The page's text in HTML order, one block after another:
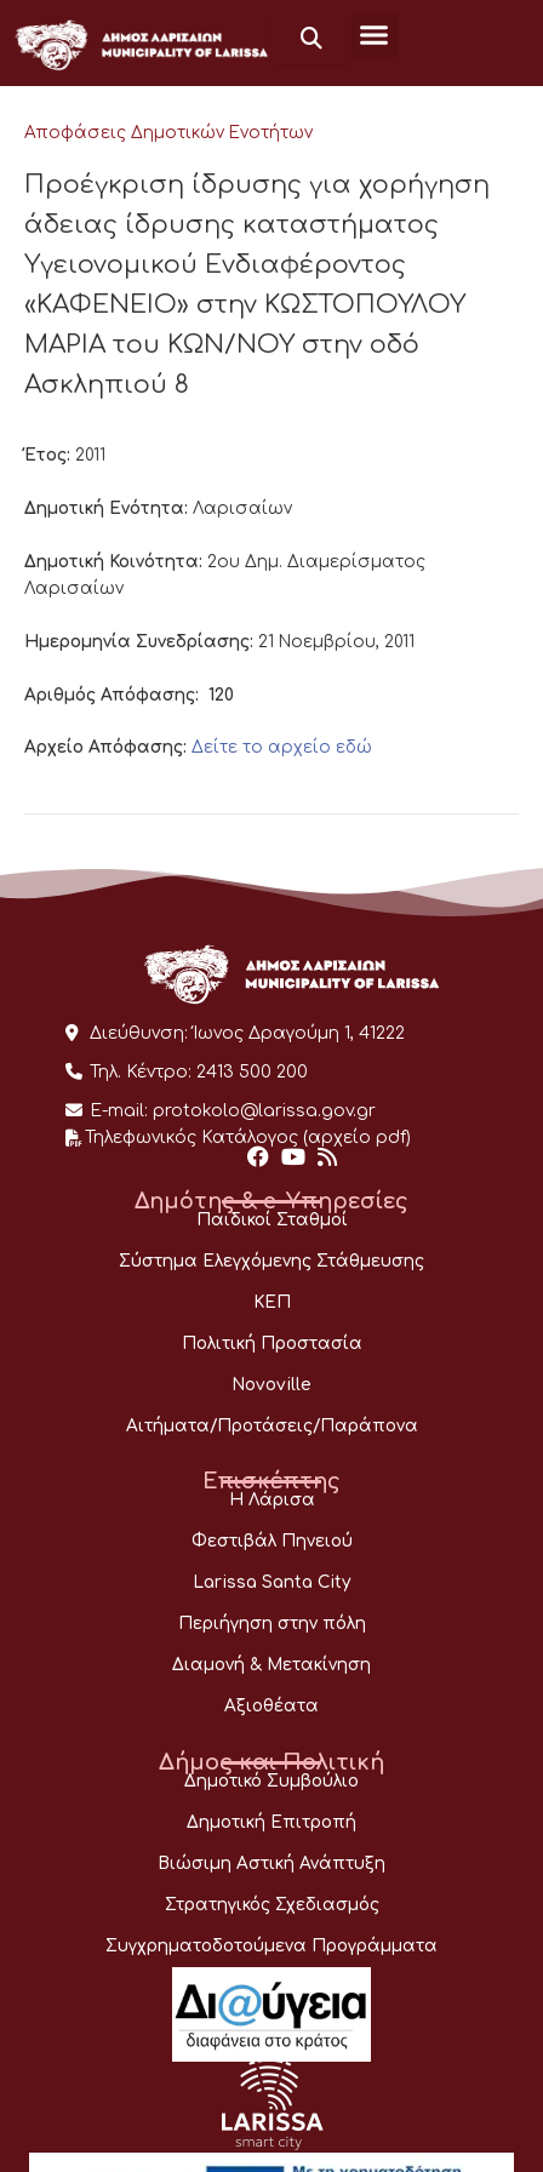
στο
περιεχόμενο
Αποφάσεις Δημοτικών Ενοτήτων
Προέγκριση ίδρυσης για χορήγηση
άδειας ίδρυσης καταστήματος
Υγειονομικού Ενδιαφέροντος
«ΚΑΦΕΝΕΙΟ» στην ΚΩΣΤΟΠΟΥΛΟΥ
ΜΑΡΙΑ του ΚΩΝ/ΝΟΥ στην οδό
Ασκληπιού 8
Έτος: 2011
Δημοτική Ενότητα: Λαρισαίων
Δημοτική Κοινότητα: 2ου Δημ. Διαμερίσματος
Λαρισαίων
Ημερομηνία Συνεδρίασης: 21 Νοεμβρίου, 2011
Αριθμός Απόφασης: 120
Αρχείο Απόφασης: Δείτε το αρχείο εδώ
Διεύθυνση: Ίωνος Δραγούμη 1, 41222
Τηλ. Κέντρο: 2413 500 200
E-mail: protokolo@larissa.gov.gr
Τηλεφωνικός Κατάλογος (αρχείο pdf)
Δημότης & e-Υπηρεσίες
Παιδικοί Σταθμοί
Σύστημα Ελεγχόμενης Στάθμευσης
ΚΕΠ
Πολιτική Προστασία
Novoville
Αιτήματα/Προτάσεις/Παράπονα
Επισκέπτης
Η Λάρισα
Φεστιβάλ Πηνειού
Larissa Santa City
Περιήγηση στην πόλη
Διαμονή & Μετακίνηση
Αξιοθέατα
Δήμος και Πολιτική
Δημοτικό Συμβούλιο
Δημοτική Επιτροπή
Βιώσιμη Αστική Ανάπτυξη
Στρατηγικός Σχεδιασμός
Συγχρηματοδοτούμενα Προγράμματα